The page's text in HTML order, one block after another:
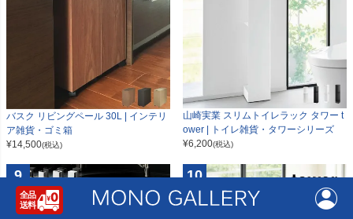
バスク リビングペール 30L | インテリ
ア雑貨・ゴミ箱
¥14,500(税込)
山崎実業 スリムトイレラック タワー t
ower | トイレ雑貨・タワーシリーズ
¥6,200(税込)
9 10